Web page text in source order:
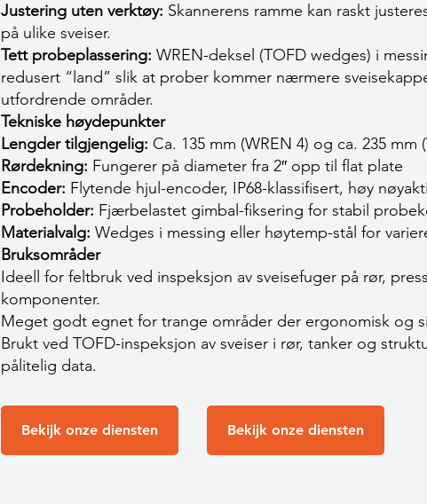
Justering uten verktøy: Skannerens ramme kan raskt
på ulike sveiser.
Tett probeplassering: WREN-deksel (TOFD wedges) i
redusert “land” slik at prober kommer nærmere
utfordrende områder.
Tekniske høydepunkter
Lengder tilgjengelig: Ca. 135 mm (WREN 4) og ca. 235 mm
Rørdekning: Fungerer på diameter fra 2″ opp til flat plate
Encoder: Flytende hjul-encoder, IP68-klassifisert, høy
Probeholder: Fjærbelastet gimbal-fiksering for stabil
Materialvalg: Wedges i messing eller høytemp-stål for
Bruksområder
Ideell for feltbruk ved inspeksjon av sveisefuger på rør,
komponenter.
Meget godt egnet for trange områder der ergonomisk og
Brukt ved TOFD-inspeksjon av sveiser i rør, tanker og
pålitelig data.
Bekijk onze diensten Bekijk onze diensten